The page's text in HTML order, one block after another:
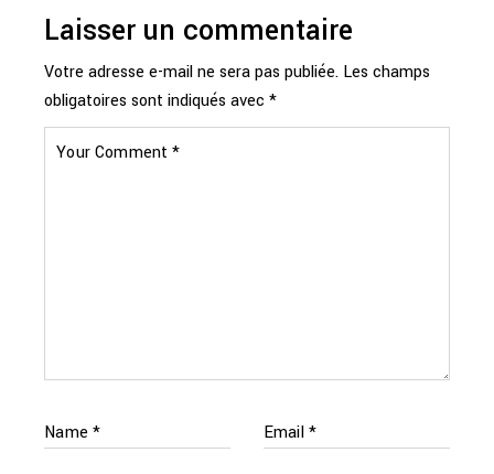
Laisser un commentaire
Votre adresse e-mail ne sera pas publiée. Les champs
obligatoires sont indiqués avec*